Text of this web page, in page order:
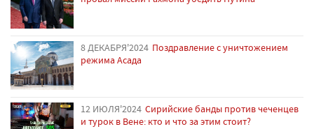
8 ДЕКАБРЯ'2024 Поздравление с уничтожением
режима Асада
12 ИЮЛЯ'2024 Сирийские банды против чеченцев
и турок в Вене: кто и что за этим стоит?